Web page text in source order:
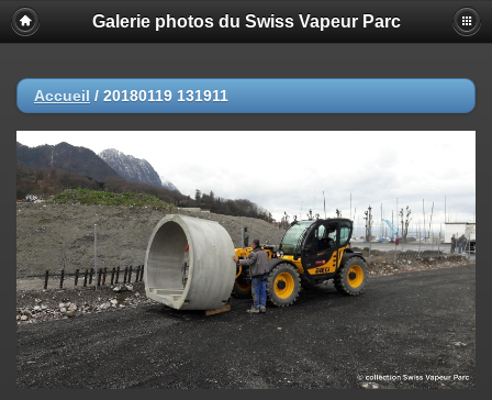
Galerie photos du Swiss Vapeur Parc
Accueil / 20180119 131911